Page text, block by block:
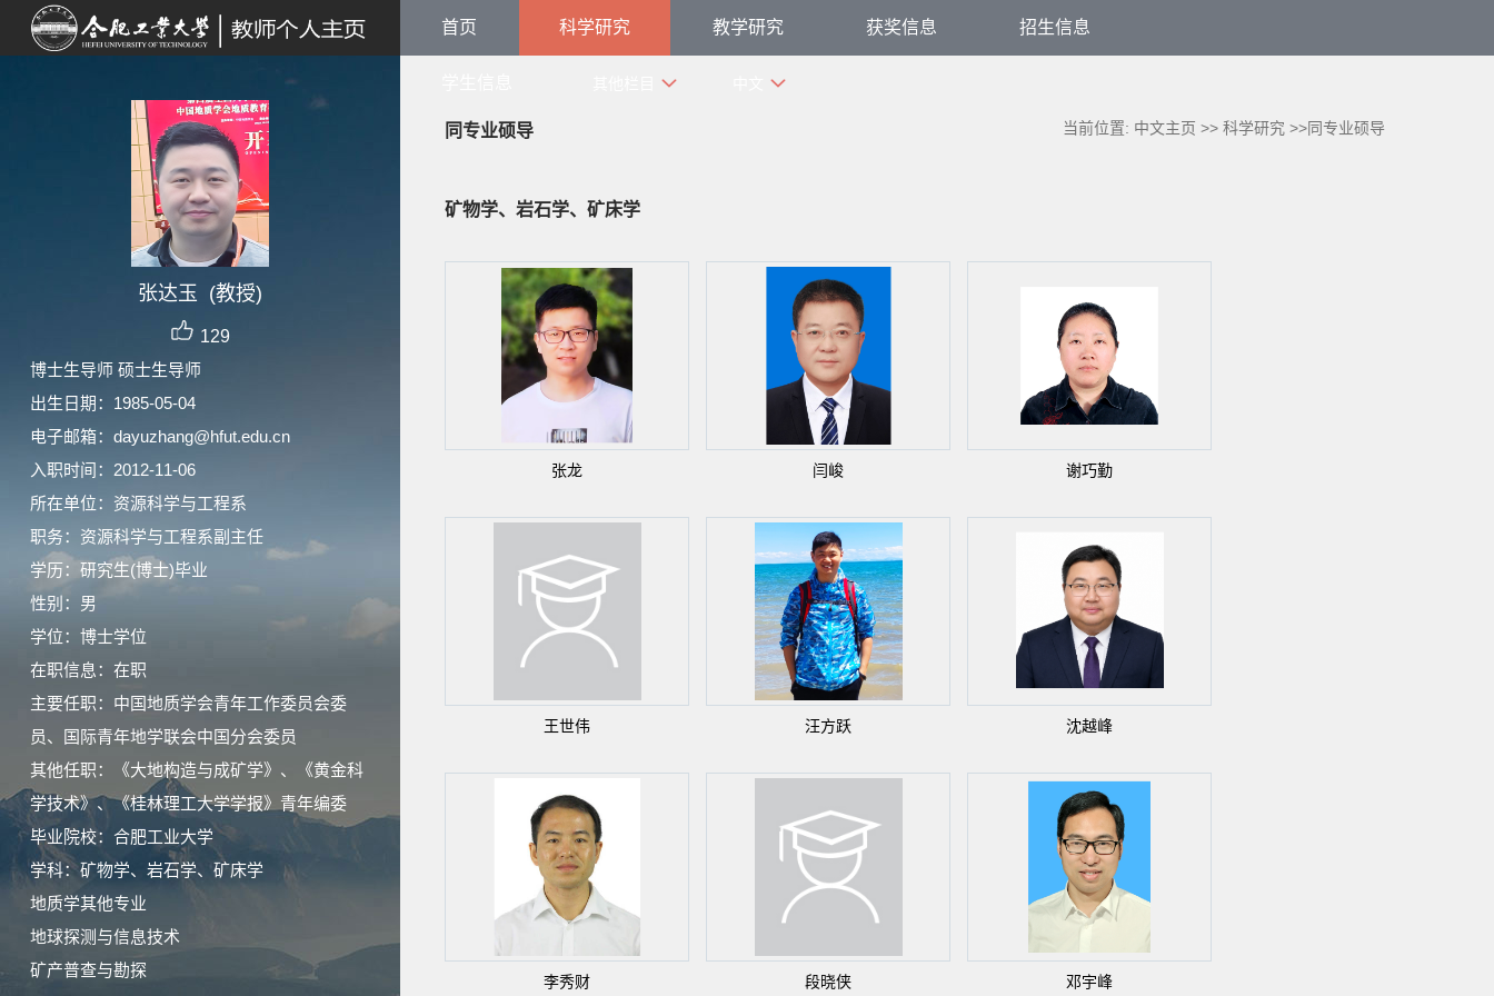
张达玉 (教授)
129
博士生导师 硕士生导师
出生日期：1985-05-04
电子邮箱： dayuzhang@hfut.edu.cn
入职时间：2012-11-06
所在单位：资源科学与工程系
职务：资源科学与工程系副主任
学历：研究生(博士)毕业
性别：男
学位：博士学位
在职信息：在职
主要任职：中国地质学会青年工作委员会委
员、国际青年地学联会中国分会委员
其他任职：《大地构造与成矿学》、《黄金科
学技术》、《桂林理工大学学报》青年编委
毕业院校：合肥工业大学
学科：矿物学、岩石学、矿床学
地质学其他专业
地球探测与信息技术
矿产普查与勘探
首页 科学研究 教学研究 获奖信息 招生信息
同专业硕导 当前位置: 中文主页 >>科学研究 >>同专业硕导
矿物学、岩石学、矿床学
张龙 闫峻 谢巧勤
王世伟 汪方跃 沈越峰
李秀财 段晓侠 邓宇峰